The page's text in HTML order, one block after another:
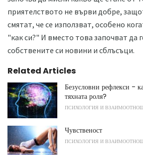
приятелството не върви добре,
смятат, че се използват, особено
"как си?" И вместо това започват да
собствените си новини и сблъсъци.
Related Articles
Безусловни рефлекси -
тяхната роля?
ПСИХОЛОГИЯ И
Чувственост
ПСИХОЛОГИЯ И